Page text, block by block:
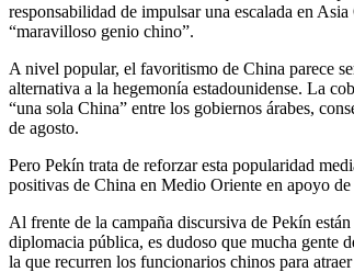
responsabilidad de impulsar una escalada en
“maravilloso genio chino”.
A nivel popular, el favoritismo de China parece
alternativa a la hegemonía estadounidense. La
“una sola China” entre los gobiernos árabes,
de agosto.
Pero Pekín trata de reforzar esta popularidad
positivas de China en Medio Oriente en apoyo
Al frente de la campaña discursiva de Pekín
diplomacia pública, es dudoso que mucha gente
la que recurren los funcionarios chinos para